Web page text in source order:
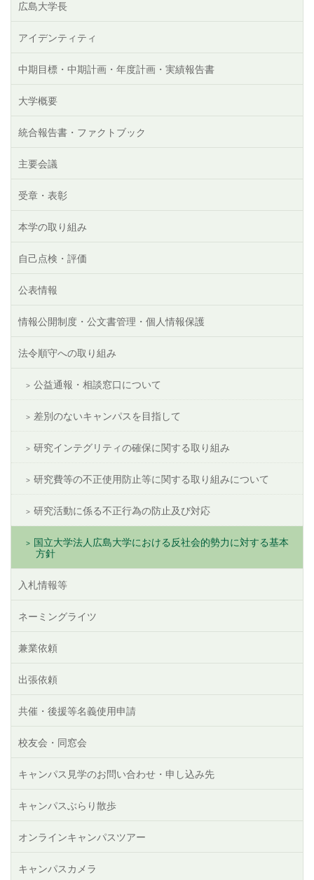
広島大学長
アイデンティティ
中期目標・中期計画・年度計画・実績報告書
大学概要
統合報告書・ファクトブック
主要会議
受章・表彰
本学の取り組み
自己点検・評価
公表情報
情報公開制度・公文書管理・個人情報保護
法令順守への取り組み
公益通報・相談窓口について
差別のないキャンパスを目指して
研究インテグリティの確保に関する取り組み
研究費等の不正使用防止等に関する取り組みについて
研究活動に係る不正行為の防止及び対応
国立大学法人広島大学における反社会的勢力に対する基本
方針
入札情報等
ネーミングライツ
兼業依頼
出張依頼
共催・後援等名義使用申請
校友会・同窓会
キャンパス見学のお問い合わせ・申し込み先
キャンパスぶらり散歩
オンラインキャンパスツアー
キャンパスカメラ